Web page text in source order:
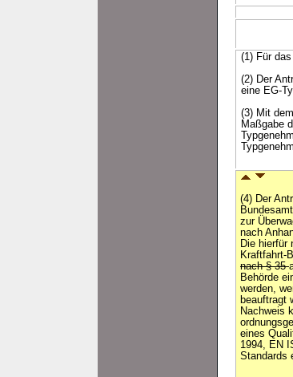
(1) Für
(2) Der
eine EG-
(3) Mit
Maßgabe
(4) Der
zur
nach
Die hierfür
Kraftfahrt-
nach § 35
Behörde
werden,
beauftragt
Nachweis
eines
1994, EN
Standards